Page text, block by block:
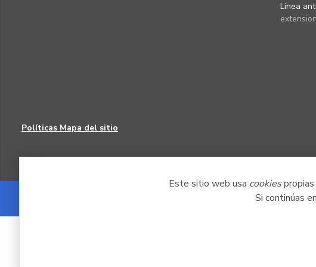
Este sitio web usa cookiespropias
Si continúas
Línea
Políticas Mapa del sitio